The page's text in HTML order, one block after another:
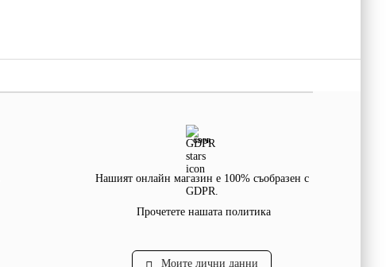
GDPR
Нашият онлайн магазин е 100% съобразен с
GDPR.
Прочетете нашата политика
Моите лични данни